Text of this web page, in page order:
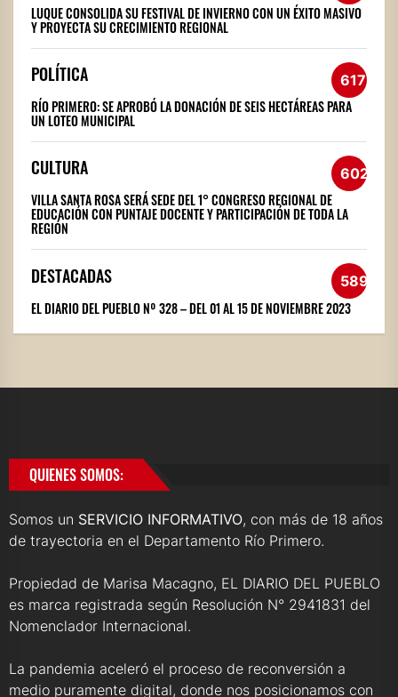
LUQUE CONSOLIDA SU FESTIVAL DE INVIERNO CON UN ÉXITO MASIVO
Y PROYECTA SU CRECIMIENTO REGIONAL
POLÍTICA 617
RÍO PRIMERO: SE APROBÓ LA DONACIÓN DE SEIS HECTÁREAS PARA
UN LOTEO MUNICIPAL
CULTURA 602
VILLA SANTA ROSA SERÁ SEDE DEL 1° CONGRESO REGIONAL DE
EDUCACIÓN CON PUNTAJE DOCENTE Y PARTICIPACIÓN DE TODA LA
REGIÓN
DESTACADAS 589
EL DIARIO DEL PUEBLO Nº 328 – DEL 01 AL 15 DE NOVIEMBRE 2023
QUIENES SOMOS:
Somos un SERVICIO INFORMATIVO, con más de 18 años
de trayectoria en el Departamento Río Primero.
Propiedad de Marisa Macagno, EL DIARIO DEL PUEBLO
es marca registrada según Resolución N° 2941831 del
Nomenclador Internacional.
La pandemia aceleró el proceso de reconversión a
medio puramente digital, donde nos posicionamos con